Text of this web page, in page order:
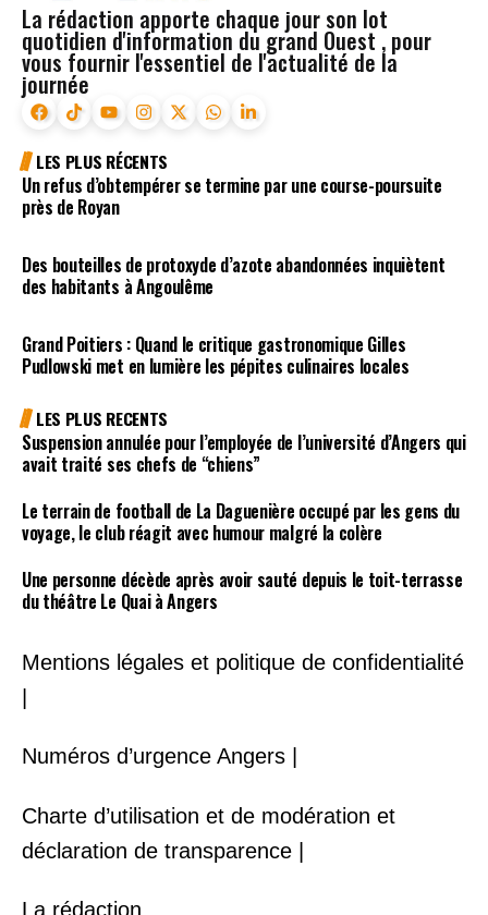
La rédaction apporte chaque jour son lot
quotidien d'information du grand Ouest , pour
vous fournir l'essentiel de l'actualité de la
journée
LES PLUS RÉCENTS
Un refus d’obtempérer se termine par une course-poursuite
près de Royan
Des bouteilles de protoxyde d’azote abandonnées inquiètent
des habitants à Angoulême
Grand Poitiers : Quand le critique gastronomique Gilles
Pudlowski met en lumière les pépites culinaires locales
LES PLUS RECENTS
Suspension annulée pour l’employée de l’université d’Angers qui
avait traité ses chefs de “chiens”
Le terrain de football de La Daguenière occupé par les gens du
voyage, le club réagit avec humour malgré la colère
Une personne décède après avoir sauté depuis le toit-terrasse
du théâtre Le Quai à Angers
Mentions légales et politique de confidentialité
|
Numéros d’urgence Angers |
Charte d’utilisation et de modération et
déclaration de transparence |
La rédaction